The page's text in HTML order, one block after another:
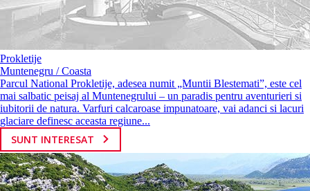
Prokletije
Muntenegru / Coasta
Parcul National Prokletije, adesea numit „Muntii Blestemati”, este cel
mai salbatic peisaj al Muntenegrului – un paradis pentru aventurieri si
iubitorii de natura. Varfuri calcaroase impunatoare, vai adanci si lacuri
glaciare definesc aceasta regiune...
SUNT INTERESAT